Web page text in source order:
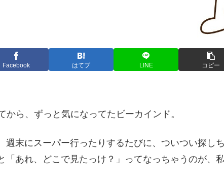
Facebook はてブ LINE コピー
から、ずっと気になってたビーカインド。
週末にスーパー行ったりするたびに、ついつい探し
「あれ、どこで見たっけ？」ってなっちゃうのが、